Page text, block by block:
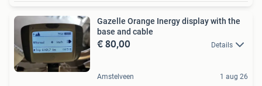
Gazelle Orange Inergy display with the
base and cable
€ 80,00 Details
Amstelveen 1 aug 26